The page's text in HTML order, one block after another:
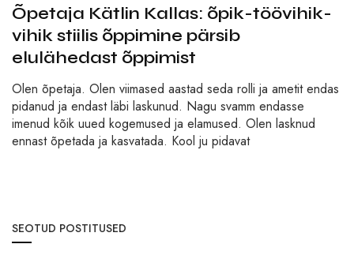
Õpetaja Kätlin Kallas: õpik-töövihik-
vihik stiilis õppimine pärsib
elulähedast õppimist
Olen õpetaja. Olen viimased aastad seda rolli ja ametit endas
pidanud ja endast läbi laskunud. Nagu svamm endasse
imenud kõik uued kogemused ja elamused. Olen lasknud
ennast õpetada ja kasvatada. Kool ju pidavat
SEOTUD POSTITUSED